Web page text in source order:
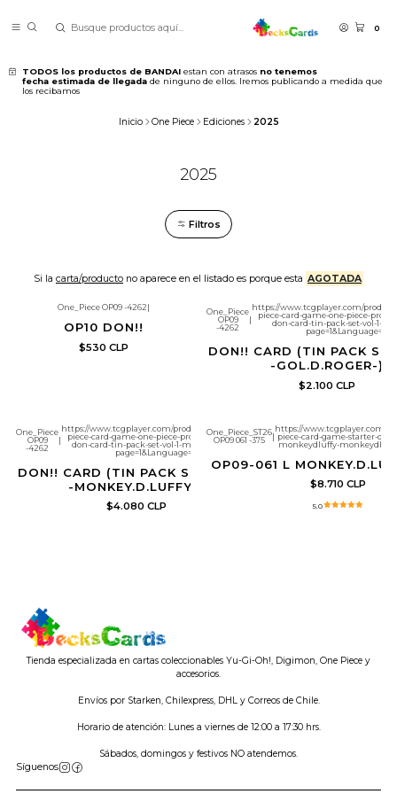
0
TODOS los productos de BANDAI estan con atrasos no tenemos
fecha estimada de llegada de ninguno de ellos. Iremos publicando a medida que
los recibamos
Inicio One Piece Ediciones 2025
2025
Filtros
Si la carta/productono aparece en el listado es porque esta AGOTADA
One_Piece OP09 -4262
OP10 DON!!
$530 CLP
One_Piece
OP09
-4262
|
https://www.tcgplayer.com/
piece-card-game-one-piece-
don-card-tin-pack-set-vol-1-
page=1&Language=all
DON!! CARD (TIN PACK
-GOL.D.ROGER-)
$2.100 CLP
One_Piece
OP09
-4262
https://www.tcgplayer.com/product/624674/one-
piece-card-game-one-piece-promotion-cards-
don-card-tin-pack-set-vol-1-monkeydluffy?
page=1&Language=all
DON!! CARD (TIN PACK SET VOL. 1
-MONKEY.D.LUFFY-)
$4.080 CLP
One_Piece_ST26
OP09 061 -375
|
https://www.tcgplayer.com/
piece-card-game-starter-
monkeydluffy-monkeydluffy-
OP09-061 L
$8.710 CLP
5.0
Tienda especializada en cartas coleccionables Yu-Gi-Oh!, Digimon, One Piece y
accesorios.
Envíos por Starken, Chilexpress, DHL y Correos de Chile.
Horario de atención: Lunes a viernes de 12:00 a 17:30 hrs.
Sábados, domingos y festivos NO atendemos.
Síguenos